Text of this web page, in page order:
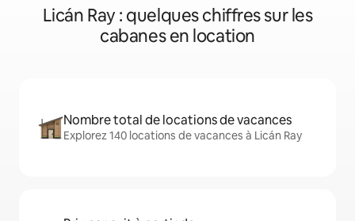
Licán Ray : quelques chiffres sur les
cabanes en location
Nombre total de locations de vacances
Explorez 140 locations de vacances à Licán Ray